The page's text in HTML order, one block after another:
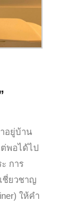
อยู่บ้าน
ต่พอได้ไป
การ
ชี่ยวชาญ
ให้คำ